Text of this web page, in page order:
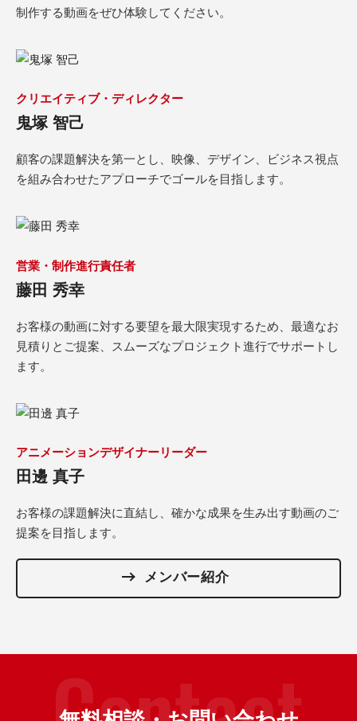
制作する動画をぜひ体験してください。
クリエイティブ・ディレクター
鬼塚 智己
顧客の課題解決を第一とし、映像、デザイン、ビジネス視点
を組み合わせたアプローチでゴールを目指します。
営業・制作進行責任者
藤田 秀幸
お客様の動画に対する要望を最大限実現するため、最適なお
見積りとご提案、スムーズなプロジェクト進行でサポートし
ます。
アニメーションデザイナーリーダー
田邊 真子
お客様の課題解決に直結し、確かな成果を生み出す動画のご
提案を目指します。
メンバー紹介